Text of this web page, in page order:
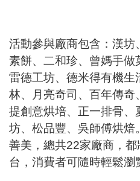
活動參與廠商包含：漢
素餅、二和珍、曾媽手
雷德工坊、德米得有機生
林、月亮奇司、百年傳奇
提創意烘培、正一排骨
坊、松品豐、吳師傅烘
善美，總共22家廠商，
台，消費者可隨時輕鬆瀏